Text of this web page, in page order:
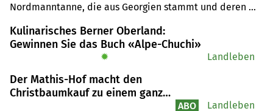
Nordmanntanne, die aus Georgien stammt und deren
schlägt: Sie behält ihre Nadeln bis zu einem Monat lang.
Kulinarisches Berner Oberland:
Gewinnen Sie das Buch «Alpe-Chuchi»
✹ Landleben
Der Mathis-Hof macht den
Christbaumkauf zu einem ganz
ABO Landleben